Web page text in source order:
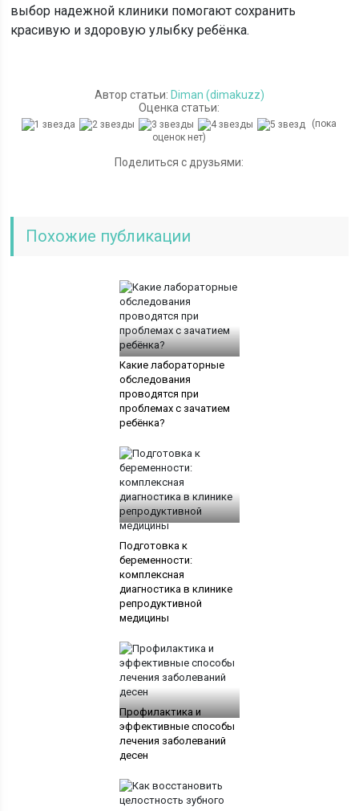
выбор надежной клиники помогают сохранить
красивую и здоровую улыбку ребёнка.
Автор статьи: Diman (dimakuzz)
Оценка статьи:
(пока
оценок нет)
Поделиться с друзьями:
Похожие публикации
Какие лабораторные
обследования
проводятся при
проблемах с зачатием
ребёнка?
Подготовка к
беременности:
комплексная
диагностика в клинике
репродуктивной
медицины
Профилактика и
эффективные способы
лечения заболеваний
десен